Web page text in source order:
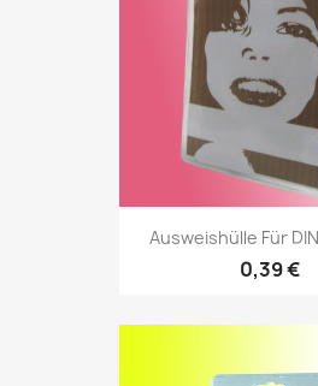
Ausweishülle Für
0,39 €